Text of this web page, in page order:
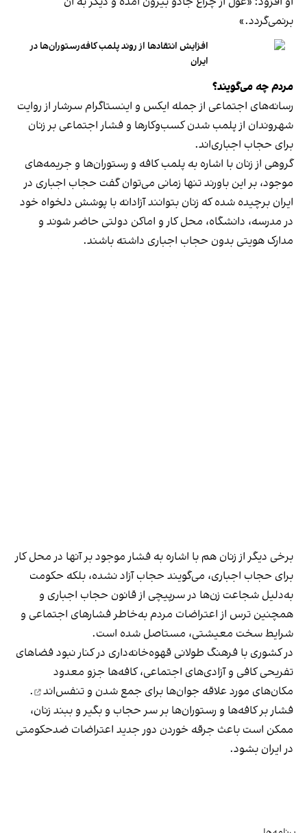
برنمی‎‌گردد.»
افزایش انتقادها از روند پلمب کافه‌رستوران‌ها در
ایران
مردم چه می‌گویند؟
رسانه‎‌های اجتماعی از جمله ایکس و اینستاگرام سرشار از روایت
شهروندان از پلمب شدن کسب‌وکارها و فشار اجتماعی بر زنان
برای حجاب اجباری‌اند.
گروهی از زنان با اشاره به پلمب کافه و رستوران‌ها و جریمه‌های
موجود، بر این باورند تنها زمانی می‌توان گفت حجاب اجباری در
ایران برچیده شده که زنان بتوانند آزادانه با پوشش دلخواه خود
در مدرسه، دانشگاه، محل کار و اماکن دولتی حاضر شوند و
مدارک هویتی بدون حجاب اجباری داشته باشند.
برخی دیگر از زنان هم با اشاره به فشار موجود بر آنها در محل کار
برای حجاب اجباری، می‌گویند حجاب آزاد نشده، بلکه حکومت
به‌دلیل شجاعت زن‌ها در سرپیچی از قانون حجاب اجباری و
همچنین ترس از اعتراضات مردم به‌خاطر فشارهای اجتماعی و
شرایط سخت معیشتی، مستاصل شده است.
در کشوری با فرهنگ طولانی قهوه‌‌خانه‌داری در کنار نبود فضاهای
تفریحی کافی و آزادی‌های اجتماعی، کافه‌ها جزو معدود
مکان‌های مورد علاقه جوان‌ها برای جمع شدن و تنفس‌اند
.
فشار بر کافه‌ها و رستوران‌ها بر سر حجاب و بگیر و ببند زنان،
ممکن است باعث جرقه خوردن دور جدید اعتراضات ضدحکومتی
در ایران بشود.